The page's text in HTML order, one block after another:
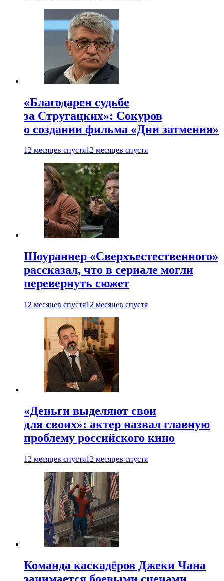
«Благодарен судьбе
за Стругацких»: Сокуров
о создании фильма «Дни затмения»
12 месяцев спустя12 месяцев спустя
Шоураннер «Сверхъестественного»
рассказал, что в сериале могли
перевернуть сюжет
12 месяцев спустя12 месяцев спустя
«Деньги выделяют свои
для своих»: актер назвал главную
проблему российского кино
12 месяцев спустя12 месяцев спустя
Команда каскадёров Джеки Чана